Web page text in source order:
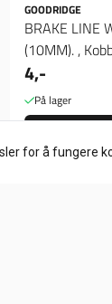
GOODRIDGE
BRAKE LINE
(10MM). ,
4,-
På lager
for å fungere